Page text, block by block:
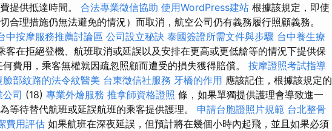
提供抵達時間。 合法專業徵信協助 使用WordPress建站 根據該規定，即使
合理措施仍無法避免的情況）而取消，航空公司仍有義務履行照顧義務。
中按摩服務推薦討論區 公司設立秘訣 泰國簽證所需文件與步驟 台中養生療
客在拒絕登機、航班取消或延誤以及安排在更高或更低艙等的情況下提供保
費用，乘客無權就因疏忽照顧而遭受的損失獲得賠償。 按摩證照考試指導
臉部紋路的法令紋醫美 台東徵信社服務 牙橋的作用 應該記住，根據該規定的
司 (18) 專業外燴服務 推拿師資格證照 條，如果單獨提供護理會導致進一
等待替代航班或延誤航班的乘客提供護理。 申請台胞證照片規範 台北整骨
費用評估 如果航班在深夜延誤，但預計將在幾個小時內起飛，並且如果必須